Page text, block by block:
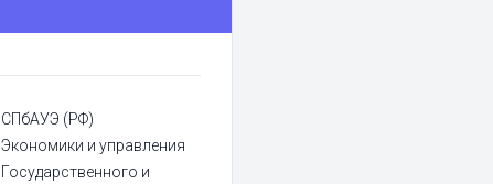
СПбАУЭ (РФ)
Экономики и управления
Государственного и